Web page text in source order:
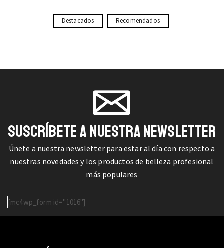
Destacados Recomendados
SUSCRÍBETE A NUESTRA NEWSLETTER
Únete a nuestra newsletter para estar al día con respecto a
nuestras novedades y los productos de belleza profesional
más populares
[mc4wp_form id="1016"]